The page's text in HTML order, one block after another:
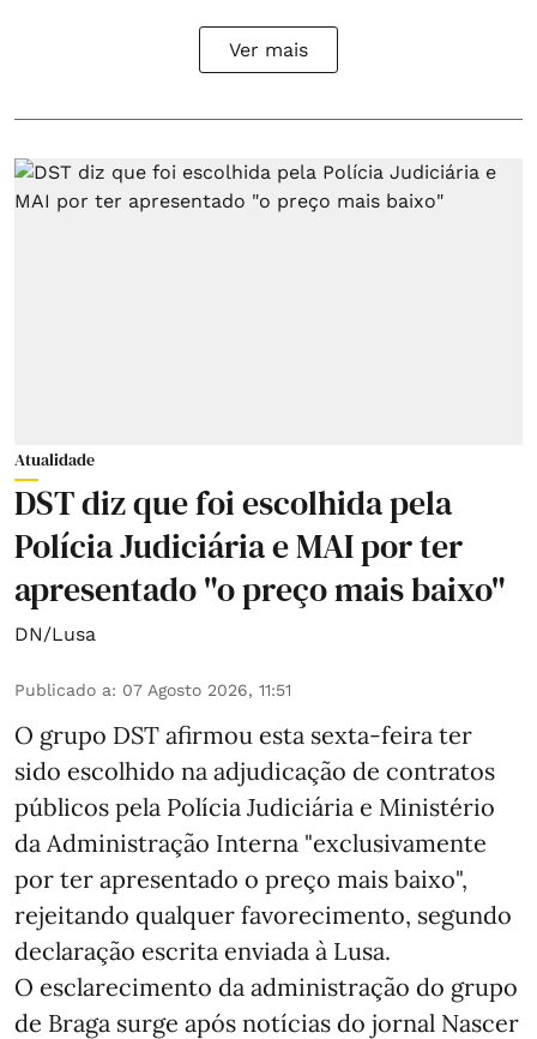
Ver mais
Atualidade
DST diz que foi escolhida pela
Polícia Judiciária e MAI por ter
apresentado "o preço mais baixo"
DN/Lusa
Publicado a: 07 Agosto 2026, 11:51
O grupo DST afirmou esta sexta-feira ter
sido escolhido na adjudicação de contratos
públicos pela Polícia Judiciária e Ministério
da Administração Interna "exclusivamente
por ter apresentado o preço mais baixo",
rejeitando qualquer favorecimento, segundo
declaração escrita enviada à Lusa.
O esclarecimento da administração do grupo
de Braga surge após notícias do jornal Nascer